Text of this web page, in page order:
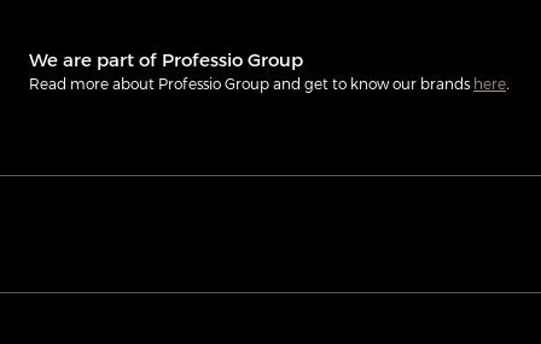
We are part of Professio Group
Read more about Professio Group and get to know our brands here.